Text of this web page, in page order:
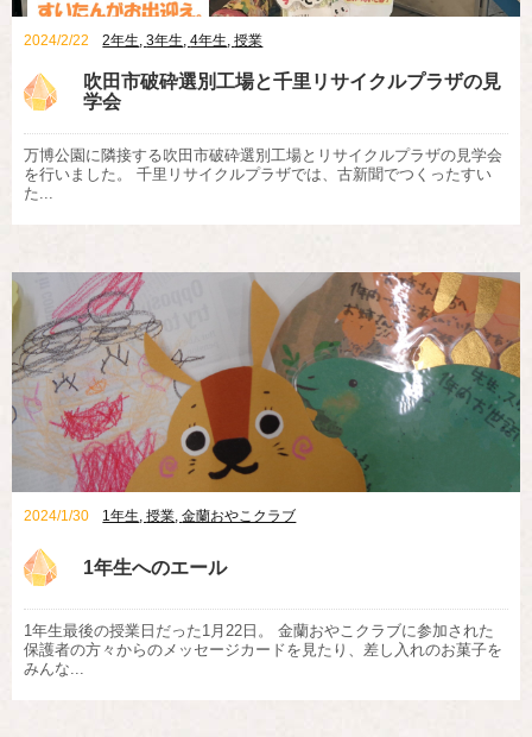
2024/2/22 2年生,3年生,4年生,授業
吹田市破砕選別工場と千里リサイクルプラザの見
学会
万博公園に隣接する吹田市破砕選別工場とリサイクルプラザの見学会
を行いました。 千里リサイクルプラザでは、古新聞でつくったすい
た...
2024/1/30 1年生,授業,金蘭おやこクラブ
1年生へのエール
1年生最後の授業日だった1月22日。 金蘭おやこクラブに参加された
保護者の方々からのメッセージカードを見たり、差し入れのお菓子を
みんな...